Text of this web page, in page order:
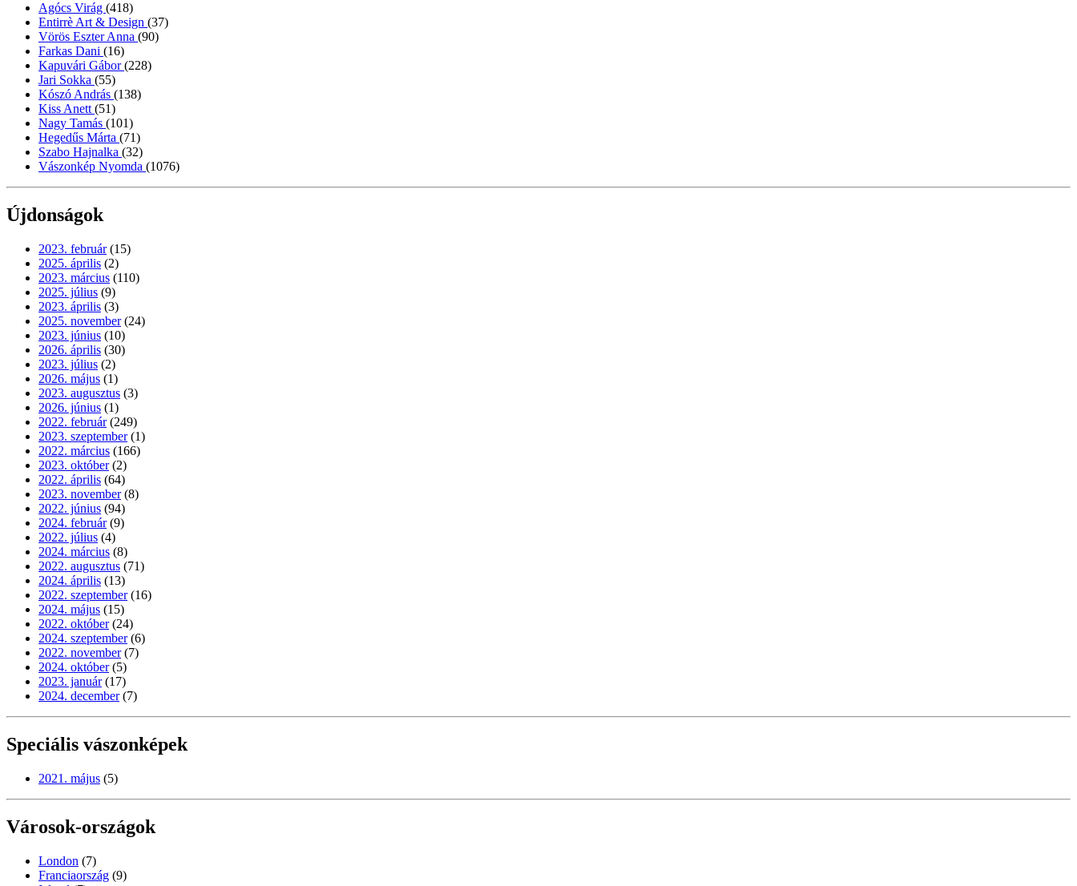
Agócs Virág (418)
Entirrè Art & Design (37)
Vörös Eszter Anna (90)
Farkas Dani (16)
Kapuvári Gábor(228)
Jari Sokka (55)
Kószó András (138)
Kiss Anett (51)
Nagy Tamás (101)
Hegedűs Márta (71)
Szabo Hajnalka (32)
Vászonkép Nyomda (1076)
Újdonságok
2023. február (15)
2025. április (2)
2023. március (110)
2025. július (9)
2023. április (3)
2025. november (24)
2023. június (10)
2026. április (30)
2023. július (2)
2026. május (1)
2023. augusztus (3)
2026. június (1)
2022. február (249)
2023. szeptember (1)
2022. március (166)
2023. október (2)
2022. április (64)
2023. november (8)
2022. június (94)
2024. február (9)
2022. július (4)
2024. március (8)
2022. augusztus (71)
2024. április (13)
2022. szeptember (16)
2024. május (15)
2022. október (24)
2024. szeptember (6)
2022. november (7)
2024. október (5)
2023. január (17)
2024. december (7)
Speciális vászonképek
2021. május (5)
Városok-országok
London (7)
Franciaország (9)